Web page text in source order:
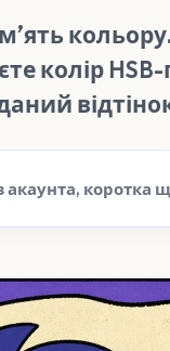
колір
акаунта, коротка